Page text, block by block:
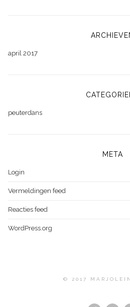
april 2017
peuterdans
META
Login
Vermeldingen feed
Reacties feed
WordPress.org
© 2017